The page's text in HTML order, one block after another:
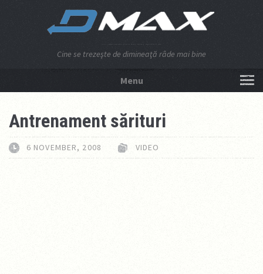
Cine se trezeşte de dimineaţă râde mai bine
Menu
Antrenament sărituri
6 NOVEMBER, 2008 VIDEO